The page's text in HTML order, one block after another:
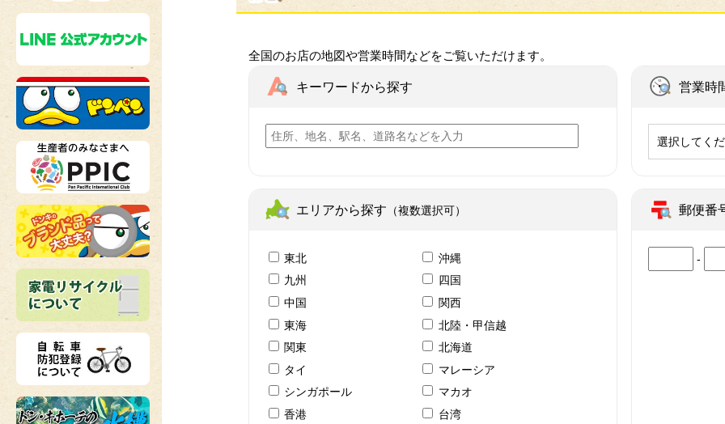
全国のお店の地図や営業時間などをご覧いただけます。
キーワードから探す 営業時
選択してく
エリアから探す （複数選択可）
東北
沖縄
九州
四国
中国
関西
東海
北陸・甲信越
関東
北海道
タイ
マレーシア
シンガポール
マカオ
香港
台湾
郵便番
-